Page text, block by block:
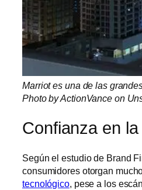
Marriot es una de las
Photo by ActionVance on
Confianza en
Según el estudio de Brand
consumidores otorgan
tecnológico, pese a los